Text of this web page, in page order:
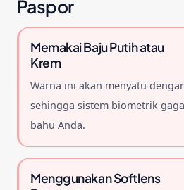
Paspor
Memakai Baju Putih atau
Krem
Warna ini akan menyatu
sehingga sistem biometrik
bahu Anda.
Menggunakan Softlens